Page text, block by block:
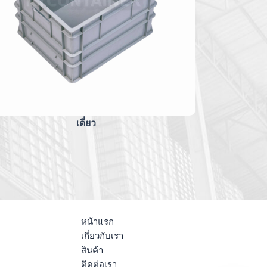
เดี่ยว
หน้าแรก
เกี่ยวกับเรา
สินค้า
ติดต่อเรา